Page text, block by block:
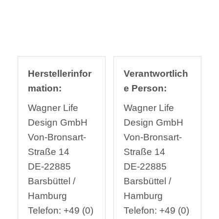
Herstellerinfor
mation:
Wagner Life
Design GmbH
Von-Bronsart-
Straße 14
DE-22885
Barsbüttel /
Hamburg
Telefon: +49 (0)
Verantwortlich
e Person:
Wagner Life
Design GmbH
Von-Bronsart-
Straße 14
DE-22885
Barsbüttel /
Hamburg
Telefon: +49 (0)